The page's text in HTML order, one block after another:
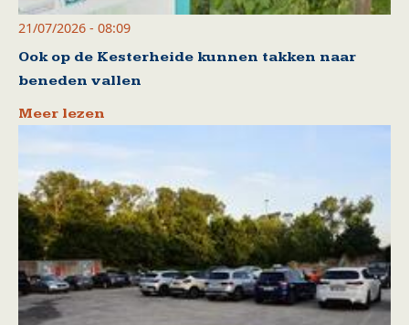
21/07/2026 - 08:09
Ook op de Kesterheide kunnen takken naar
beneden vallen
Meer lezen